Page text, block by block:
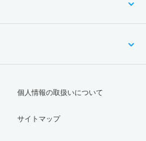
個人情報の取扱いについて
サイトマップ